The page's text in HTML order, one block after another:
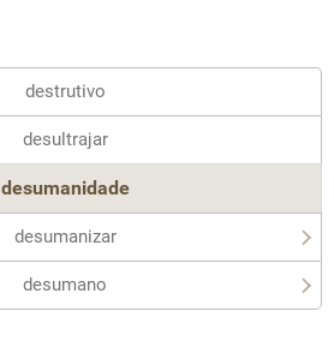
destrutivo
desultrajar
desumanidade
desumanizar
desumano